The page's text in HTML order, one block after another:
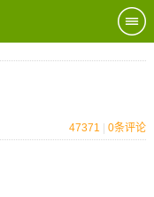
47371 0条评论